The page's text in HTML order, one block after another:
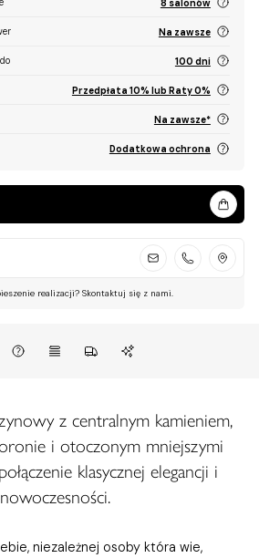
8 salonów
Na zawsze
100 dni
Przedpłata 10% lub Raty 0%
Na zawsze*
Dodatkowa ochrona
realizacji? Skontaktuj się z nami.
z centralnym kamieniem,
i otoczonym mniejszymi
klasycznej elegancji i
nowoczesności.
niezależnej osoby która wie,